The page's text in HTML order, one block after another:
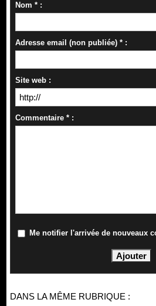
Nom * :
Adresse email (non publiée) * :
Site web :
Commentaire * :
Me notifier l'arrivée de nouveaux
DANS LA MÊME RUBRIQUE :